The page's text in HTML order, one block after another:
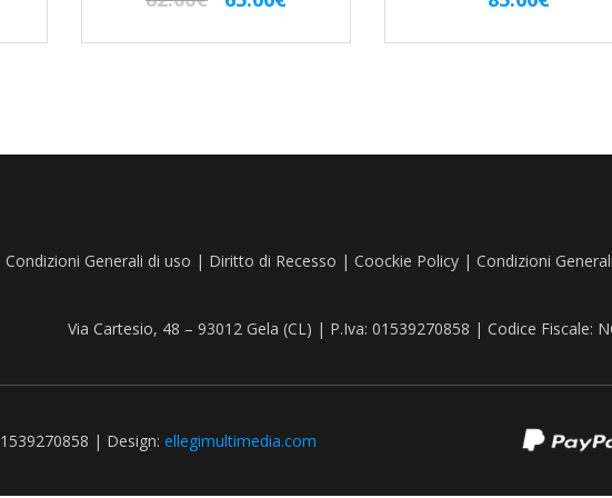
Condizioni Generali di uso | Diritto di Recesso | Coockie Policy| Condizioni
Via Cartesio, 48 – 93012 Gela (CL) | P.Iva: 01539270858 | Codice Fiscale:
| Design: ellegimultimedia.com